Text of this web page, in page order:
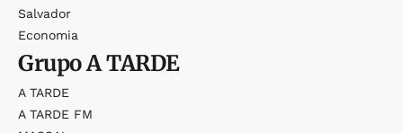
Salvador
Economia
GrupoA TARDE
A TARDE
A TARDE FM